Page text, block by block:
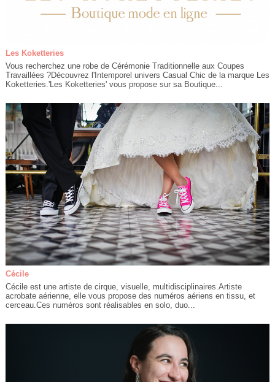
Les Koketteries
Vous recherchez une robe de Cérémonie Traditionnelle aux Coupes
Travaillées ?Découvrez l'Intemporel univers Casual Chic de la marque Les
Koketteries.'Les Koketteries' vous propose sur sa Boutique...
Cécile
Cécile est une artiste de cirque, visuelle, multidisciplinaires.Artiste
acrobate aérienne, elle vous propose des numéros aériens en tissu, et
cerceau.Ces numéros sont réalisables en solo, duo...